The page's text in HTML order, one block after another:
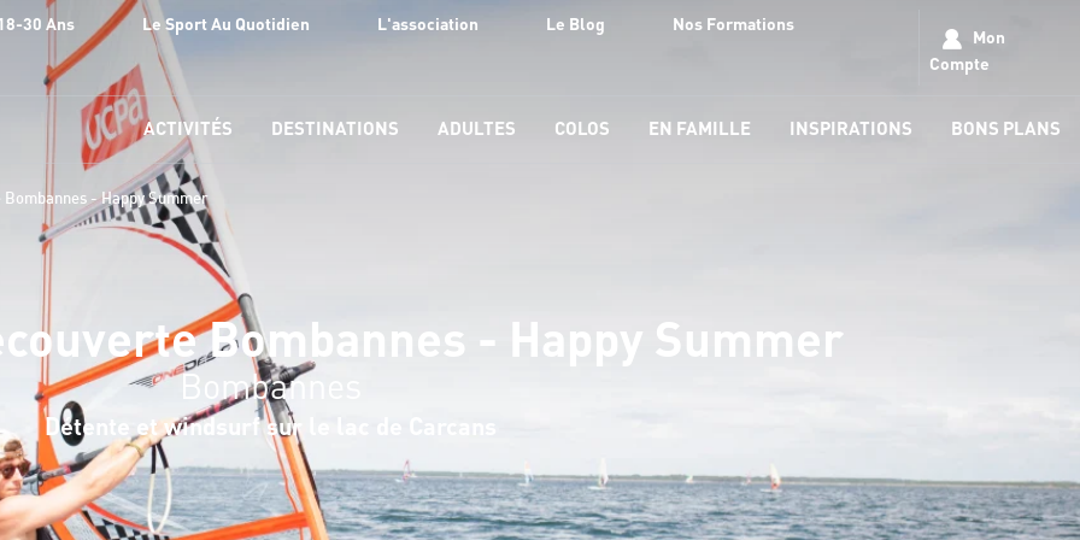
30 Ans Le Sport Au Quotidien L'association Le Blog Nos Formations
Mon
Compte
ACTIVITÉS DESTINATIONS ADULTES COLOS EN FAMILLE INSPIRATIONS BONS PLANS
- Happy Summer
Bombannes - Happy Summer
Bombannes
Détente et windsurf sur le lac de Carcans